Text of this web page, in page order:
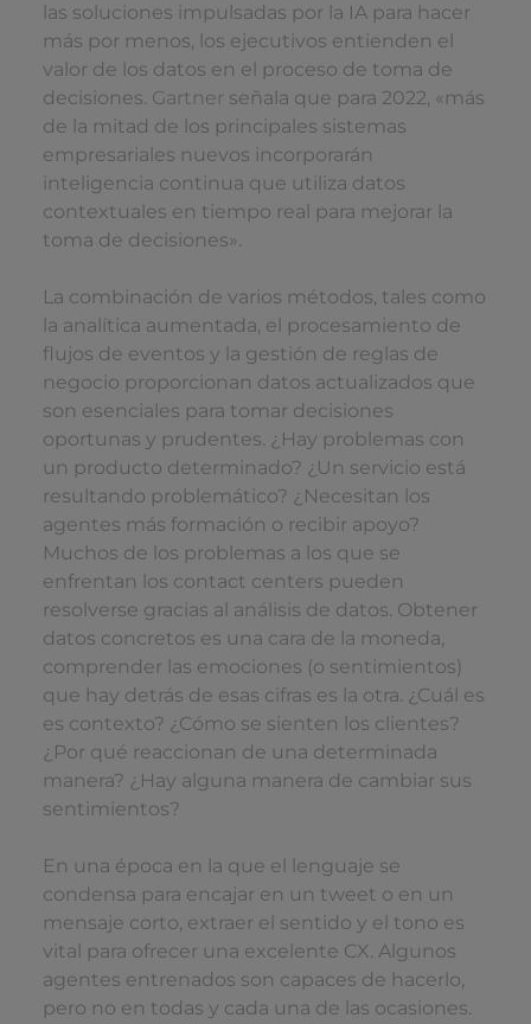
las soluciones impulsadas por la IA para hacer
más por menos, los ejecutivos entienden el
valor de los datos en el proceso de toma de
decisiones. Gartner señala que para 2022, «más
de la mitad de los principales sistemas
empresariales nuevos incorporarán
inteligencia continua que utiliza datos
contextuales en tiempo real para mejorar la
toma de decisiones».
La combinación de varios métodos, tales como
la analítica aumentada, el procesamiento de
flujos de eventos y la gestión de reglas de
negocio proporcionan datos actualizados que
son esenciales para tomar decisiones
oportunas y prudentes. ¿Hay problemas con
un producto determinado? ¿Un servicio está
resultando problemático? ¿Necesitan los
agentes más formación o recibir apoyo?
Muchos de los problemas a los que se
enfrentan los contact centers pueden
resolverse gracias al análisis de datos. Obtener
datos concretos es una cara de la moneda,
comprender las emociones (o sentimientos)
que hay detrás de esas cifras es la otra. ¿Cuál es
es contexto? ¿Cómo se sienten los clientes?
¿Por qué reaccionan de una determinada
manera? ¿Hay alguna manera de cambiar sus
sentimientos?
En una época en la que el lenguaje se
condensa para encajar en un tweet o en un
mensaje corto, extraer el sentido y el tono es
vital para ofrecer una excelente CX. Algunos
agentes entrenados son capaces de hacerlo,
pero no en todas y cada una de las ocasiones.